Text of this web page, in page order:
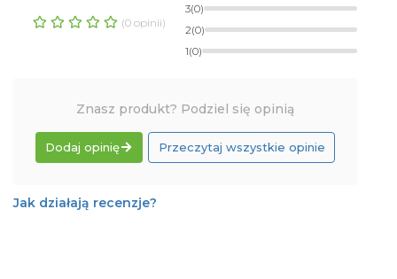
(0 opinii)
3(0)
2(0)
1(0)
Znasz produkt? Podziel się opinią
Dodaj opinię Przeczytaj wszystkie opinie
Jak działają recenzje?